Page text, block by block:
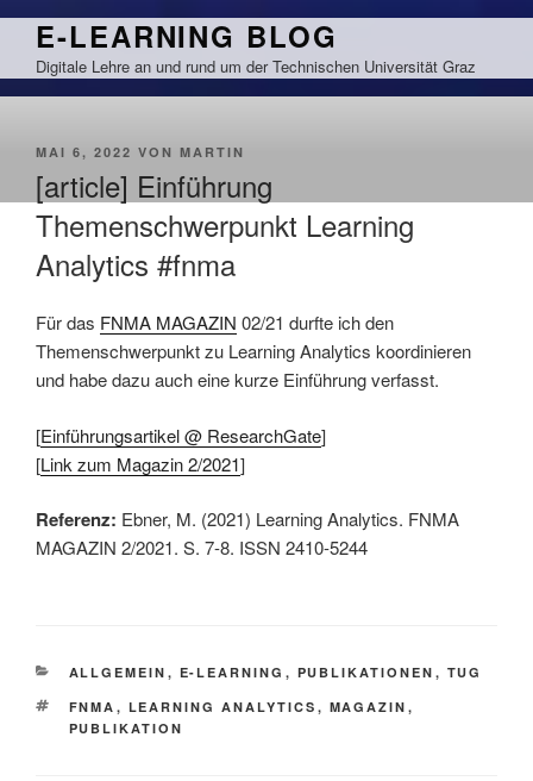
Zum
springen
E-LEARNING BLOG
Digitale Lehre an und rund um der Technischen Universität Graz
VERÖFFENTLICHT
MAI 6, 2022 VON MARTIN
[article] Einführung
Themenschwerpunkt Learning
Analytics #fnma
Für das FNMA MAGAZIN 02/21 durfte ich den
Themenschwerpunkt zu Learning Analytics koordinieren
und habe dazu auch eine kurze Einführung verfasst.
[Einführungsartikel @ ResearchGate]
[Link zum Magazin 2/2021]
Referenz: Ebner, M. (2021) Learning Analytics. FNMA
MAGAZIN 2/2021. S. 7-8. ISSN 2410-5244
KATEGORIEN
ALLGEMEIN , E-LEARNING , PUBLIKATIONEN , TUG
SCHLAGWÖRTER
FNMA , LEARNING ANALYTICS , MAGAZIN ,
PUBLIKATION